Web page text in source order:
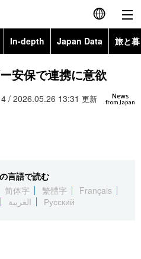
English
简体字
繁體字
العربية
In-depth Japan Data 旅と
Topics
Images
お知らせ
安保で連携に意欲
News
from Japan
/ 2026.05.26 13:31 更新
言語で読む
简体字 繁體字
Français
العربية Русский